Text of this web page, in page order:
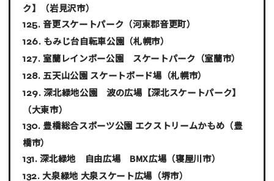
ク】
（岩見沢市）
音更スケートパーク （河東郡音更町）
もみじ台自転車公園 （札幌市）
室蘭レインボー公園 スケートパーク （室蘭市）
五天山公園 スケートボード場 （札幌市）
深北緑地公園 波の広場【深北スケートパーク】
（大東市）
豊橋総合スポーツ公園 エクストリームかもめ （豊
橋市）
深北緑地 自由広場 BMX広場 （寝屋川市）
大泉緑地 大泉スケート広場 （堺市）